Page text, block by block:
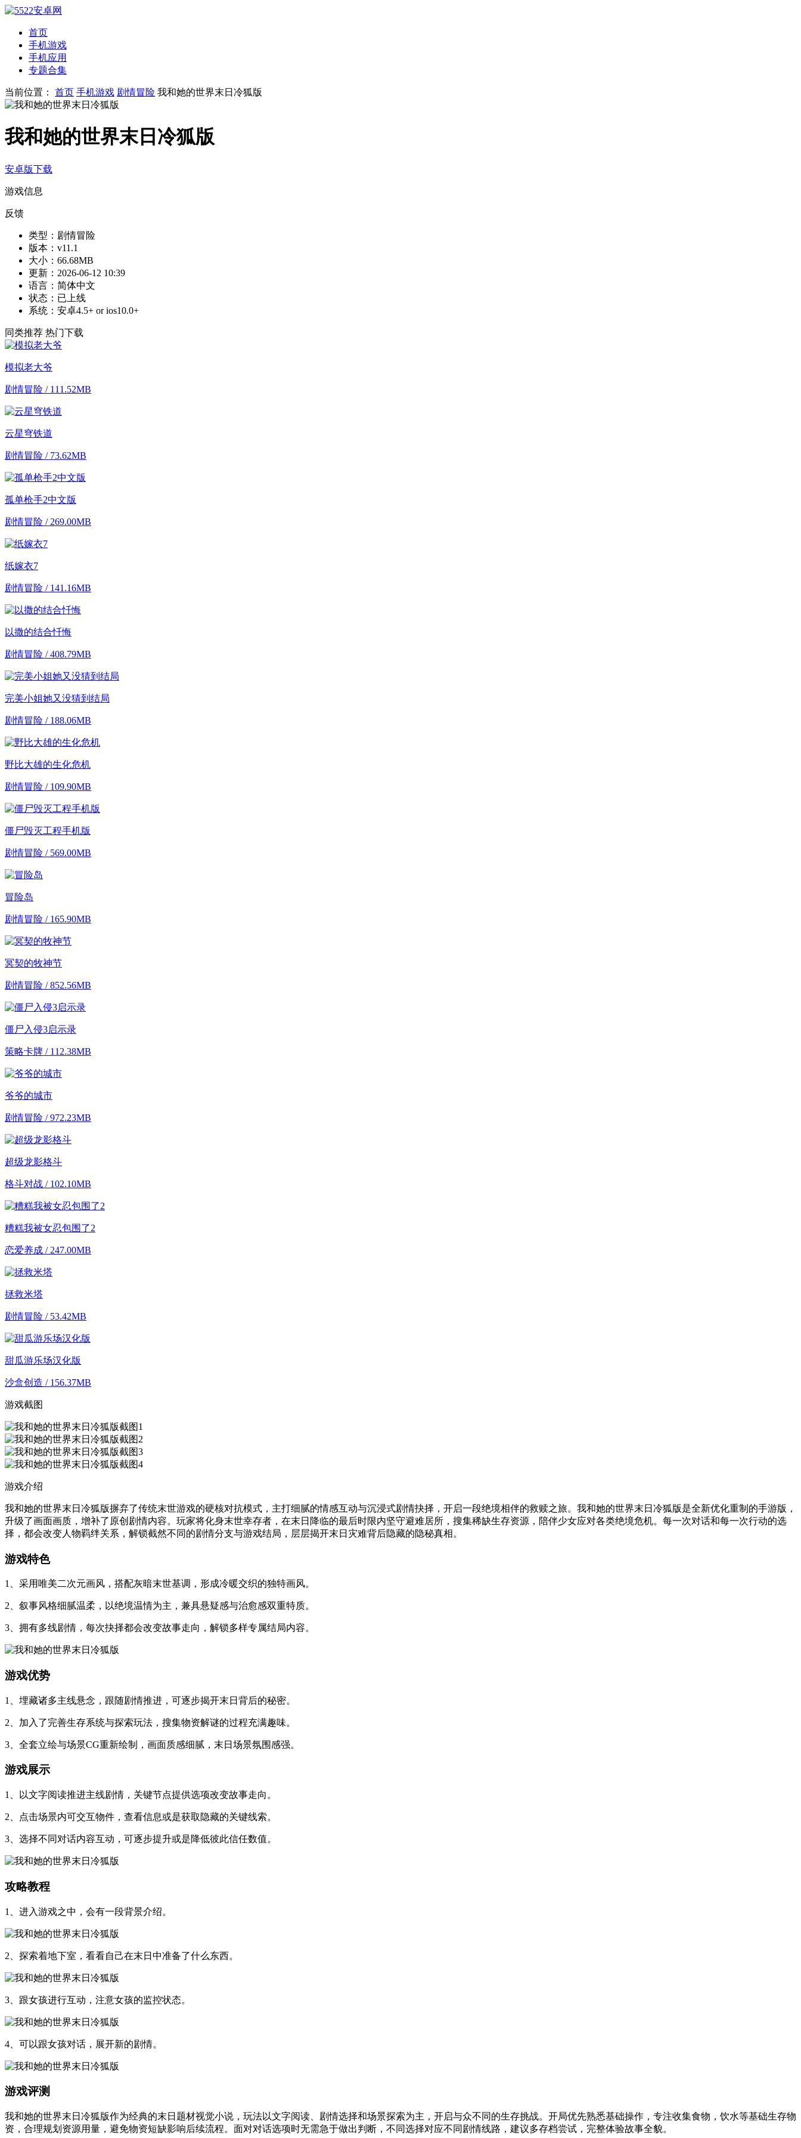
首页
手机游戏
手机应用
专题合集
当前位置： 首页 手机游戏 剧情冒险 我和她的世界末日冷狐版
我和她的世界末日冷狐版
安卓版下载
游戏信息
反馈
类型： 剧情冒险
版本： v11.1
大小： 66.68MB
更新： 2026-06-12 10:39
语言： 简体中文
状态： 已上线
系统： 安卓4.5+ or ios10.0+
同类推荐 热门下载
模拟老大爷
剧情冒险 / 111.52MB
云星穹铁道
剧情冒险 / 73.62MB
孤单枪手2中文版
剧情冒险 / 269.00MB
纸嫁衣7
剧情冒险 / 141.16MB
以撒的结合忏悔
剧情冒险 / 408.79MB
完美小姐她又没猜到结局
剧情冒险 / 188.06MB
野比大雄的生化危机
剧情冒险 / 109.90MB
僵尸毁灭工程手机版
剧情冒险 / 569.00MB
冒险岛
剧情冒险 / 165.90MB
冥契的牧神节
剧情冒险 / 852.56MB
僵尸入侵3启示录
策略卡牌 / 112.38MB
爷爷的城市
剧情冒险 / 972.23MB
超级龙影格斗
格斗对战 / 102.10MB
糟糕我被女忍包围了2
恋爱养成 / 247.00MB
拯救米塔
剧情冒险 / 53.42MB
甜瓜游乐场汉化版
沙盒创造 / 156.37MB
游戏截图
游戏介绍
我和她的世界末日冷狐版摒弃了传统末世游戏的硬核对抗模式，主打细腻的情感互动与沉浸式剧情抉择，开启一段绝境相伴的救赎之旅。我和她的世界末日冷狐版是全新优化重制的手游版，
升级了画面画质，增补了原创剧情内容。玩家将化身末世幸存者，在末日降临的最后时限内坚守避难居所，搜集稀缺生存资源，陪伴少女应对各类绝境危机。每一次对话和每一次行动的选
择，都会改变人物羁绊关系，解锁截然不同的剧情分支与游戏结局，层层揭开末日灾难背后隐藏的隐秘真相。
游戏特色
1、采用唯美二次元画风，搭配灰暗末世基调，形成冷暖交织的独特画风。
2、叙事风格细腻温柔，以绝境温情为主，兼具悬疑感与治愈感双重特质。
3、拥有多线剧情，每次抉择都会改变故事走向，解锁多样专属结局内容。
游戏优势
1、埋藏诸多主线悬念，跟随剧情推进，可逐步揭开末日背后的秘密。
2、加入了完善生存系统与探索玩法，搜集物资解谜的过程充满趣味。
3、全套立绘与场景CG重新绘制，画面质感细腻，末日场景氛围感强。
游戏展示
1、以文字阅读推进主线剧情，关键节点提供选项改变故事走向。
2、点击场景内可交互物件，查看信息或是获取隐藏的关键线索。
3、选择不同对话内容互动，可逐步提升或是降低彼此信任数值。
攻略教程
1、进入游戏之中，会有一段背景介绍。
2、探索着地下室，看看自己在末日中准备了什么东西。
3、跟女孩进行互动，注意女孩的监控状态。
4、可以跟女孩对话，展开新的剧情。
游戏评测
我和她的世界末日冷狐版作为经典的末日题材视觉小说，玩法以文字阅读、剧情选择和场景探索为主，开启与众不同的生存挑战。开局优先熟悉基础操作，专注收集食物，饮水等基础生存物
资，合理规划资源用量，避免物资短缺影响后续流程。面对对话选项时无需急于做出判断，不同选择对应不同剧情线路，建议多存档尝试，完整体验故事全貌。